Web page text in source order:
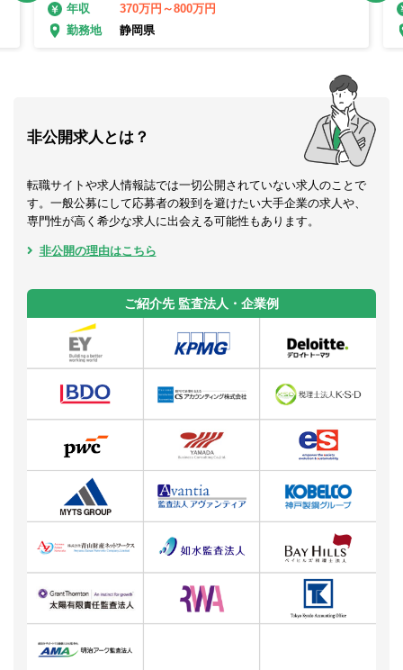
年収
370万円～800万円
勤務地
静岡県
非公開求人とは？
転職サイトや求人情報誌では一切公開されていない求人のことで
す。一般公募にして応募者の殺到を避けたい大手企業の求人や、
専門性が高く希少な求人に出会える可能性もあります。
非公開の理由はこちら
ご紹介先 監査法人・企業例